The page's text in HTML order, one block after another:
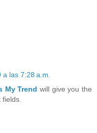
las 7:28 a.m.
My Trend will give you the